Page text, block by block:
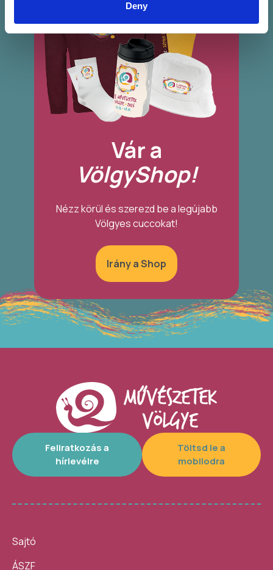
Deny
Vár a
VölgyShop!
Nézz körül és szerezd be a legújabb
Völgyes cuccokat!
Irány a Shop
Feliratkozás a
hírlevélre
Töltsd le a
mobilodra
Sajtó
ÁSZF